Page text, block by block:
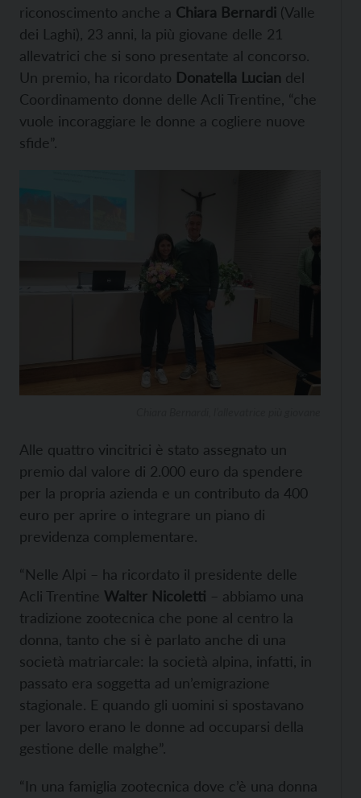
riconoscimento anche a Chiara Bernardi (Valle
dei Laghi), 23 anni, la più giovane delle 21
allevatrici che si sono presentate al concorso.
Un premio, ha ricordato Donatella Lucian del
Coordinamento donne delle Acli Trentine, “che
vuole incoraggiare le donne a cogliere nuove
sfide”.
Alle quattro vincitrici è stato assegnato un
premio dal valore di 2.000 euro da spendere
per la propria azienda e un contributo da 400
euro per aprire o integrare un piano di
previdenza complementare.
“Nelle Alpi – ha ricordato il presidente delle
Acli Trentine Walter Nicoletti – abbiamo una
tradizione zootecnica che pone al centro la
donna, tanto che si è parlato anche di una
società matriarcale: la società alpina, infatti, in
passato era soggetta ad un’emigrazione
stagionale. E quando gli uomini si spostavano
per lavoro erano le donne ad occuparsi della
gestione delle malghe”.
“In una famiglia zootecnica dove c’è una donna